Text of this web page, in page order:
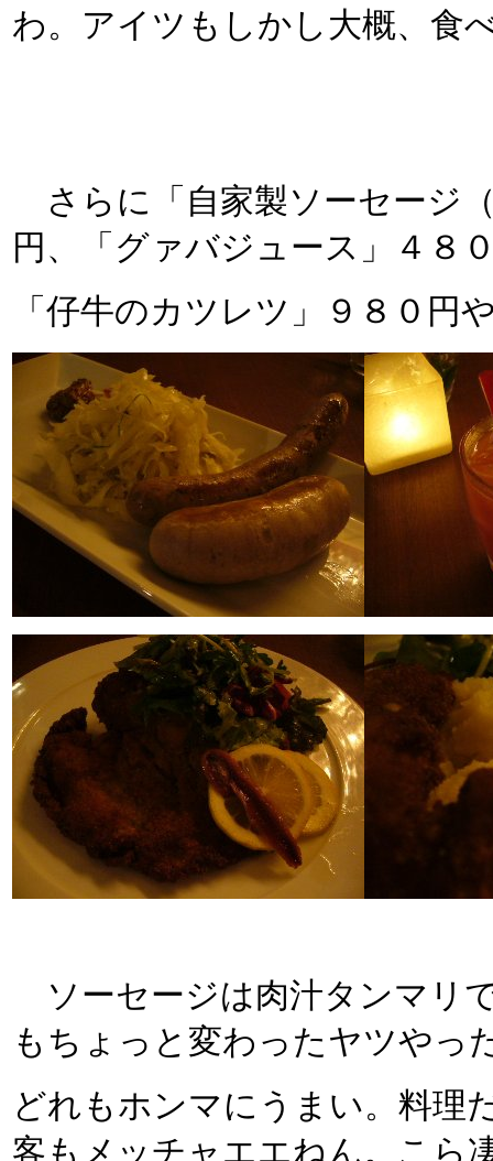
わ。アイツもしかし大概、食
さらに「自家製ソーセージ
円、「グァバジュース」４８
「仔牛のカツレツ」９８０円
ソーセージは肉汁タンマリ
もちょっと変わったヤツやっ
どれもホンマにうまい。料理
客もメッチャエエねん。こら